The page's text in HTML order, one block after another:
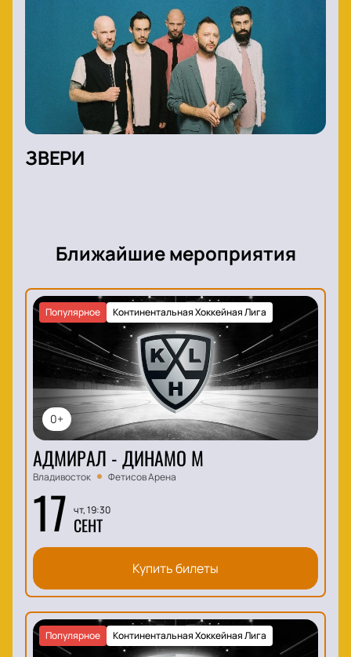
ЗВЕРИ
Ближайшие мероприятия
0+
Континентальная Хоккейная Лига
Популярное
АДМИРАЛ - ДИНАМО М
Владивосток Фетисов Арена
17 чт, 19:30
СЕНТ
Купить билеты
Континентальная Хоккейная Лига
Популярное